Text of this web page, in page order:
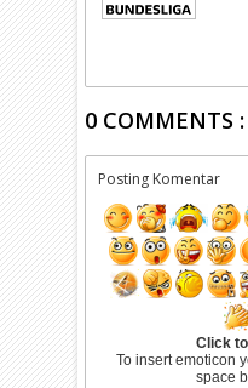
0 COMMENTS :
Posting Komentar
Click
To insert emoticon
space